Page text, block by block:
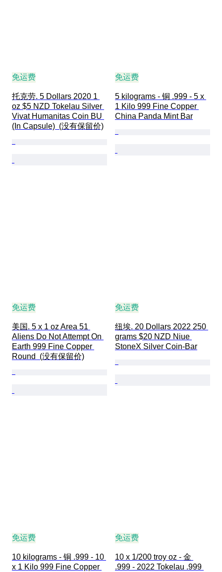
免运费
托克劳. 5 Dollars 2020 1
oz $5 NZD Tokelau Silver
Vivat Humanitas Coin BU
(In Capsule)  (没有保留价)
免运费
5 kilograms - 铜 .999 - 5 x
1 Kilo 999 Fine Copper
China Panda Mint Bar
免运费
美国. 5 x 1 oz Area 51
Aliens Do Not Attempt On
Earth 999 Fine Copper
Round  (没有保留价)
免运费
纽埃. 20 Dollars 2022 250
grams $20 NZD Niue
StoneX Silver Coin-Bar
免运费
10 kilograms - 铜 .999 - 10
x 1 Kilo 999 Fine Copper
免运费
10 x 1/200 troy oz - 金
.999 - 2022 Tokelau .999